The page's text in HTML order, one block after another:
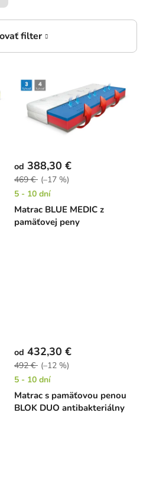
Matrac BLUE MEDIC z
pamäťovej peny
od 388,30 €
469 € (–17 %)
5 - 10 dní
Matrac s pamäťovou penou
BLOK DUO antibakteriálny
od 432,30 €
492 € (–12 %)
5 - 10 dní